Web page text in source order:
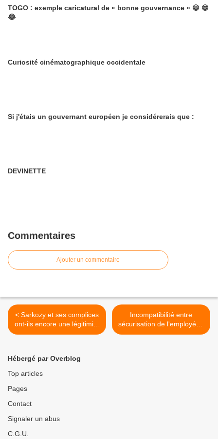
TOGO : exemple caricatural de « bonne gouvernance » 😀 😁​​​​​​​
😂
Curiosité cinématographique occidentale
Si j'étais un gouvernant européen je considérerais que :
DEVINETTE
Commentaires
Ajouter un commentaire
< Sarkozy et ses complices
ont-ils encore une légitimité
politique ?
Incompatibilité entre
sécurisation de l'employé et
fluidification du marché du
Hébergé par Overblog
Top articles
Pages
Contact
Signaler un abus
C.G.U.